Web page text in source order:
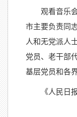
观看音乐
市主要负责同
人和无党派人
党员、老干部
基层党员和各
《人民日